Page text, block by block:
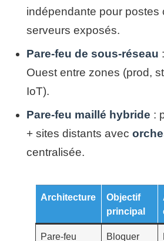
indépendante pour postes
serveurs exposés.
Pare-feu de sous-réseau
Ouest entre zones (prod,
IoT).
Pare-feu maillé hybride :
+ sites distants avec
centralisée.
Architecture
Objectif
principal
Pare-feu
Bloquer